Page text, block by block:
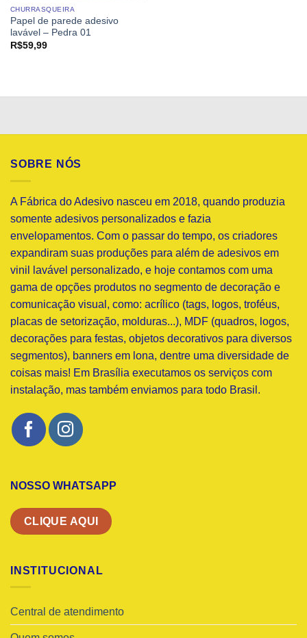
CHURRASQUEIRA
Papel de parede adesivo
lavável – Pedra 01
R$59,99
SOBRE NÓS
A Fábrica do Adesivo nasceu em 2018, quando produzia
somente adesivos personalizados e fazia
envelopamentos. Com o passar do tempo, os criadores
expandiram suas produções para além de adesivos em
vinil lavável personalizado, e hoje contamos com uma
gama de opções produtos no segmento de decoração e
comunicação visual, como: acrílico (tags, logos, troféus,
placas de setorização, molduras...), MDF (quadros, logos,
decorações para festas, objetos decorativos para diversos
segmentos), banners em lona, dentre uma diversidade de
coisas mais! Em Brasília executamos os serviços com
instalação, mas também enviamos para todo Brasil.
NOSSO WHATSAPP
CLIQUE AQUI
INSTITUCIONAL
Central de atendimento